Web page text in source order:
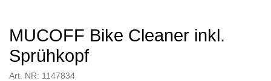
MUCOFF Bike Cleaner inkl.
Sprühkopf
Art. NR: 1147834